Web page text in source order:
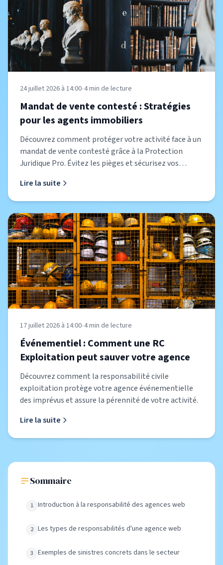
24 juillet 2026 à 14:00•4min de lecture
Mandat de vente contesté : Stratégies
pour les agents immobiliers
Découvrez comment protéger votre activité face à un
mandat de vente contesté grâce à la Protection
Juridique Pro. Évitez les pièges et sécurisez vos
Lire la suite
RC Professionnelle
17 juillet 2026 à 14:00•4min de lecture
Événementiel : Comment une RC
Exploitation peut sauver votre agence
Découvrez comment la responsabilité civile
exploitation protège votre agence événementielle
des imprévus et assure la pérennité de votre activité.
Lire la suite
Sommaire
Introduction à la responsabilité des agences web
Les types de responsabilités d'une agence web
Exemples de sinistres concrets dans le secteur